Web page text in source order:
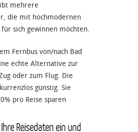
mehrere
die mit hochmodernen
für sich gewinnen möchten.
Fernbus von/nach Bad
echte Alternative zur
oder zum Flug. Die
günstig. Sie
pro Reise sparen
Reisedaten ein und